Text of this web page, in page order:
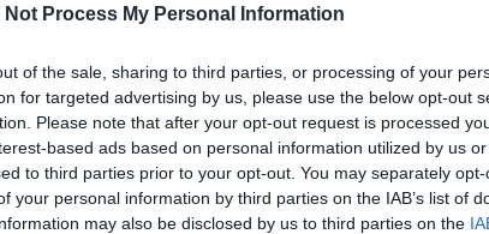
Not Process My Personal Information
of the sale, sharing to third parties, or processing of your
for targeted advertising by us, please use the below opt-out
Please note that after your opt-out request is processed
based ads based on personal information utilized by us
to third parties prior to your opt-out. You may separately
your personal information by third parties on the IAB’s list of
may also be disclosed by us to third parties on the